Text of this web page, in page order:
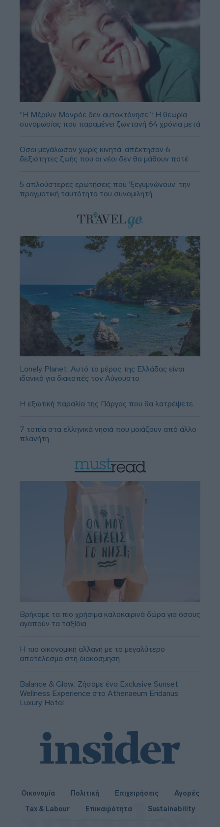
“Η Μέριλιν Μονρόε δεν αυτοκτόνησε”: Η θεωρία
συνομωσίας που παραμένει ζωντανή 64 χρόνια μετά
Όσοι μεγάλωσαν χωρίς κινητά, απέκτησαν 6
δεξιότητες ζωής που οι νέοι δεν θα μάθουν ποτέ
5 απλούστερες ερωτήσεις που ‘ξεγυμνώνουν’ την
πραγματική ταυτότητα του συνομιλητή
Lonely Planet: Αυτό το μέρος της Ελλάδας είναι
ιδανικό για διακοπές τον Αύγουστο
Η εξωτική παραλία της Πάργας που θα λατρέψετε
7 τοπία στα ελληνικά νησιά που μοιάζουν από άλλο
πλανήτη
Βρήκαμε τα πιο χρήσιμα καλοκαιρινά δώρα για όσους
αγαπούν τα ταξίδια
Η πιο οικονομική αλλαγή με το μεγαλύτερο
αποτέλεσμα στη διακόσμηση
Balance & Glow: Ζήσαμε ένα Exclusive Sunset
Wellness Experience στο Athenaeum Eridanus
Luxury Hotel
Οικονομία Πολιτική Επιχειρήσεις
Αγορές
Tax & Labour
Επικαιρότητα Sustainability